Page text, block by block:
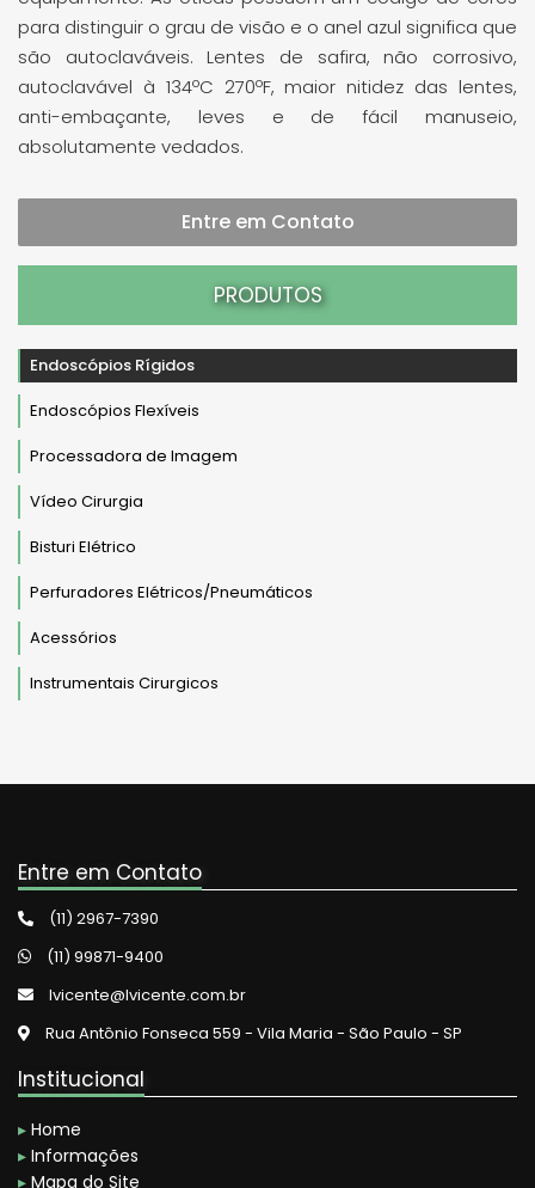
para distinguir o grau de visão e o anel azul significa que
são autoclaváveis. Lentes de safira, não corrosivo,
autoclavável à 134ºC 270ºF, maior nitidez das lentes,
anti-embaçante, leves e de fácil manuseio,
absolutamente vedados.
Entre em Contato
PRODUTOS
Endoscópios Rígidos
Endoscópios Flexíveis
Processadora de Imagem
Vídeo Cirurgia
Bisturi Elétrico
Perfuradores Elétricos/Pneumáticos
Acessórios
Instrumentais Cirurgicos
Entre em Contato
(11) 2967-7390
(11) 99871-9400
lvicente@lvicente.com.br
Rua Antônio Fonseca 559 - Vila Maria - São Paulo - SP
Institucional
▸ Home
▸ Informações
▸ Mapa do Site